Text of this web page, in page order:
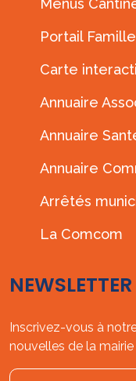
Menus
Portail Famille
Carte
Annuaire
Annuaire
Annuaire
Arrêtés
La Comcom
NEWSLETTER
Inscrivez-vous à
nouvelles de la